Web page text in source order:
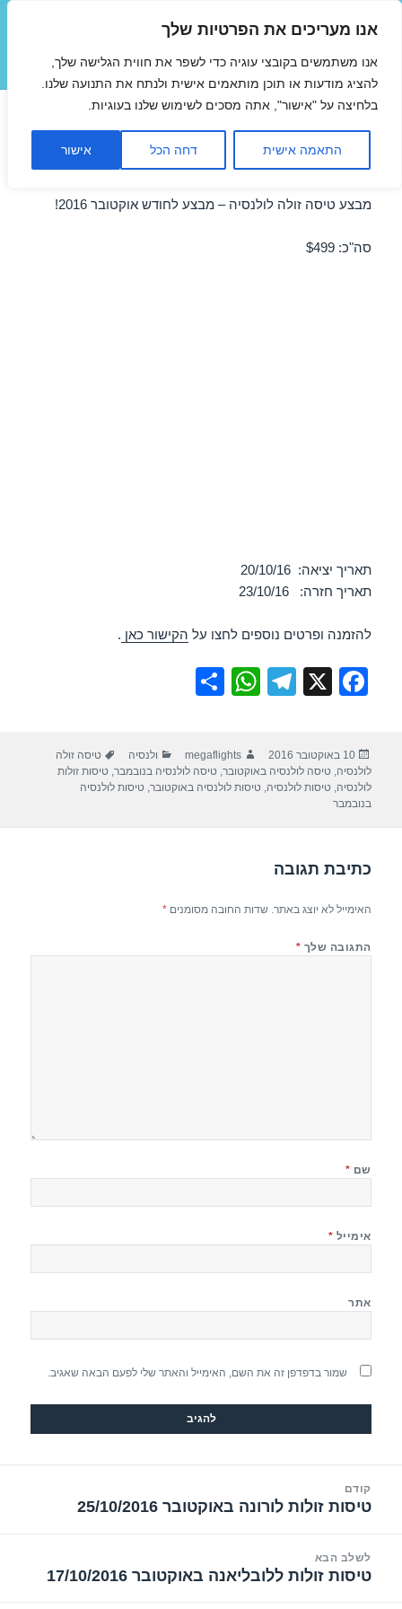
אנו מעריכים את הפרטיות שלך
אנו משתמשים בקובצי עוגיה כדי לשפר את חווית הגלישה שלך,
להציג מודעות או תוכן מותאמים אישית ולנתח את התנועה שלנו.
בלחיצה על "אישור", אתה מסכים לשימוש שלנו בעוגיות.
התאמה אישית דחה הכל אישור
תפריטים
ווידג'טים
טיסות זולות לולנסיה באוקטובר
20/10/2016
מבצע טיסה זולה לולנסיה – מבצע לחודש אוקטובר 2016!
סה"כ: $499
תאריך יציאה: 20/10/16
תאריך חזרה: 23/10/16
להזמנה ופרטים נוספים לחצו על הקישור כאן .
F
e
b
k
X
T
gr
a
W
s
A
e
פורסם
בתאריך
10 באוקטובר 2016 מחבר
megaflights קטגוריות
ולנסיה תגיות
טיסה זולה
לולנסיה,טיסה לולנסיה באוקטובר,טיסה לולנסיה בנובמבר,טיסות זולות
לולנסיה,טיסות לולנסיה,טיסות לולנסיה באוקטובר,טיסות לולנסיה
בנובמבר
כתיבת תגובה
האימייל לא יוצג באתר. שדות החובה מסומנים*
התגובה שלך *
שם *
אימייל *
אתר
שמור בדפדפן זה את השם, האימייל והאתר שלי לפעם הבאה שאגיב.
קודם
הפוסט
טיסות זולות לורונה באוקטובר 25/10/2016
לשלב הבא
הפוסט
טיסות זולות ללובליאנה באוקטובר 17/10/2016